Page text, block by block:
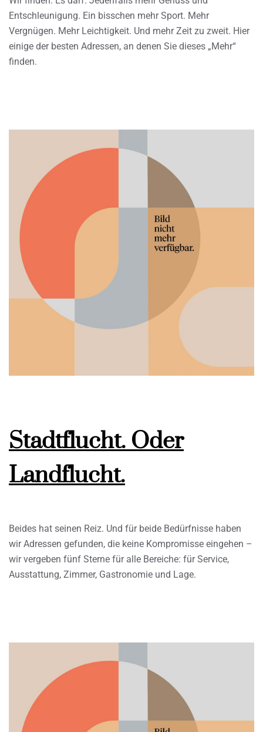
Entschleunigung. Ein bisschen mehr Sport. Mehr
Vergnügen. Mehr Leichtigkeit. Und mehr Zeit zu zweit. Hier
einige der besten Adressen, an denen Sie dieses „Mehr“
finden.
Stadtflucht. Oder
Landflucht.
Beides hat seinen Reiz. Und für beide Bedürfnisse haben
wir Adressen gefunden, die keine Kompromisse eingehen –
wir vergeben fünf Sterne für alle Bereiche: für Service,
Ausstattung, Zimmer, Gastronomie und Lage.